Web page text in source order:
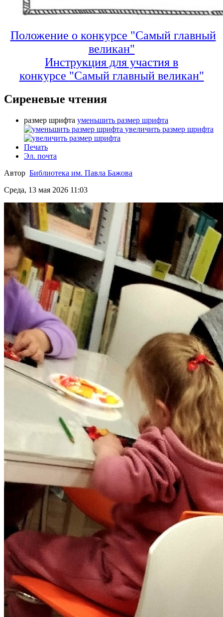
Положение о конкурсе "Самый главный
великан"
Инструкция для участия в
конкурсе "Самый главный великан"
Сиреневые чтения
размер шрифта уменьшить размер шрифта
увеличить размер шрифта
Печать
Эл. почта
Автор Библиотека им. Павла Бажова
Среда, 13 мая 2026 11:03